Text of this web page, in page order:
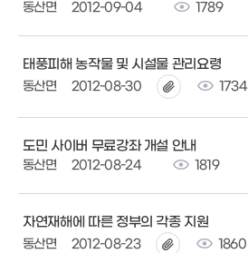
동산면 2012-09-04 1789
태풍피해 농작물 및 시설물 관리요령
동산면 2012-08-30 1734
도민 사이버 무료강좌 개설 안내
동산면 2012-08-24 1819
자연재해에 따른 정부의 각종 지원
동산면 2012-08-23 1860